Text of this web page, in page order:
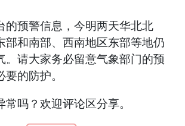
的预警信息，今明两天华北北
部和南部、西南地区东部等地仍
。请大家务必留意气象部门的预
的防护。
吗？欢迎评论区分享。